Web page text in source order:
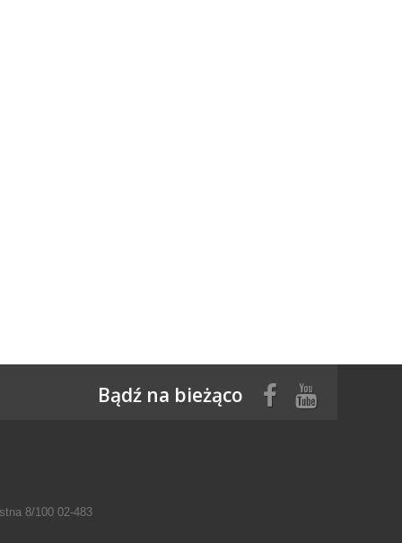
Bądź na bieżąco
8/100 02-483